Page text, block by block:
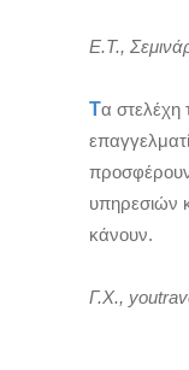
Ε.Τ.,
Τα στελέχη
υπηρεσιών
κάνουν.
Γ.Χ.,